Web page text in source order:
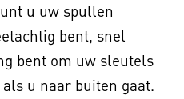
u uw spullen
bent, snel
bent om uw sleutels
u naar buiten gaat.